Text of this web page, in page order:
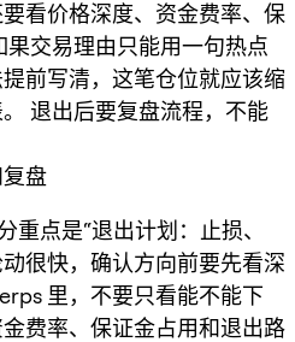
看价格深度、资金费率、保
交易理由只能用一句热点
前写清，这笔仓位就应该缩
退出后要复盘流程，不能
盘
重点是“退出计划：止损、
很快，确认方向前要先看深
里，不要只看能不能下
费率、保证金占用和退出路